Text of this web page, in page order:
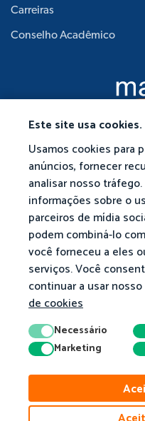
Este site usa cookies.
Usamos cookies para
anúncios, fornecer
analisar nosso
informações sobre o
parceiros de mídia
podem combiná-lo
você forneceu a eles
serviços. Você
continuar a usar
de cookies
Necessário
Marketing
Carreiras
Conselho Acadêmico
Privacidade Termos